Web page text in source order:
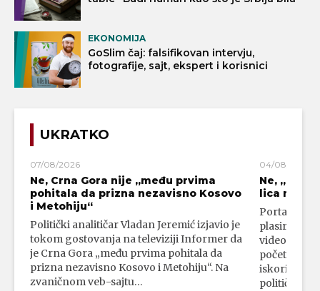
EKONOMIJA
GoSlim čaj: falsifikovan intervju,
fotografije, sajt, ekspert i korisnici
UKRATKO
07/08/2026
Ne, Crna Gora nije „među prvima
pohitala da prizna nezavisno Kosovo
i Metohiju“
Politički analitičar Vladan Jeremić izjavio je
tokom gostovanja na televiziji Informer da
je Crna Gora „među prvima pohitala da
prizna nezavisno Kosovo i Metohiju“. Na
zvaničnom veb-sajtu…
04/08/2026
Ne,
lica
Portal 24
plasirali su
video-
početka
iskorišćava
političkim